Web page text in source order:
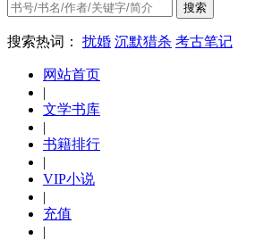
搜索
搜索热词： 扰婚 沉默猎杀 考古笔记
网站首页
|
文学书库
|
书籍排行
|
VIP小说
|
充值
|